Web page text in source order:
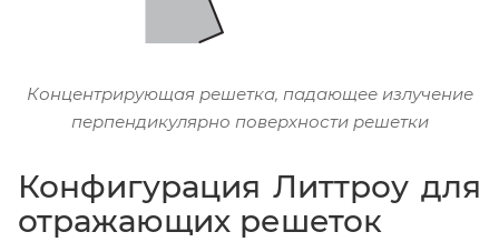
Концентрирующая решетка, падающее излучение
перпендикулярно поверхности решетки
Конфигурация Литтроу для
отражающих решеток